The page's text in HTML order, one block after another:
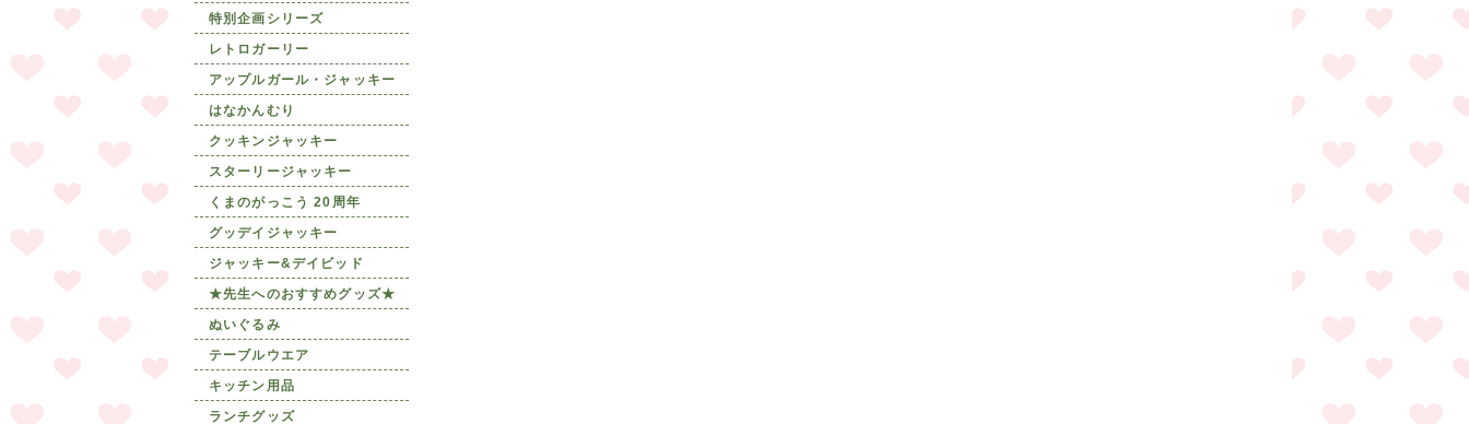
特別企画シリーズ
レトロガーリー
アップルガール・ジャッキー
はなかんむり
クッキンジャッキー
スターリージャッキー
くまのがっこう 20周年
グッデイジャッキー
ジャッキー&デイビッド
★先生へのおすすめグッズ★
ぬいぐるみ
テーブルウエア
キッチン用品
ランチグッズ